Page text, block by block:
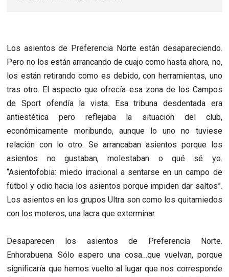
Los asientos de Preferencia Norte están desapareciendo.
Pero no los están arrancando de cuajo como hasta ahora, no,
los están retirando como es debido, con herramientas, uno
tras otro. El aspecto que ofrecía esa zona de los Campos
de Sport ofendía la vista. Esa tribuna desdentada era
antiestética pero reflejaba la situación del club,
económicamente moribundo, aunque lo uno no tuviese
relación con lo otro. Se arrancaban asientos porque los
asientos no gustaban, molestaban o qué sé yo.
“Asientofobia: miedo irracional a sentarse en un campo de
fútbol y odio hacia los asientos porque impiden dar saltos”.
Los asientos en los grupos Ultra son como los quitamiedos
con los moteros, una lacra que exterminar.
Desaparecen los asientos de Preferencia Norte.
Enhorabuena. Sólo espero una cosa…que vuelvan, porque
significaría que hemos vuelto al lugar que nos corresponde